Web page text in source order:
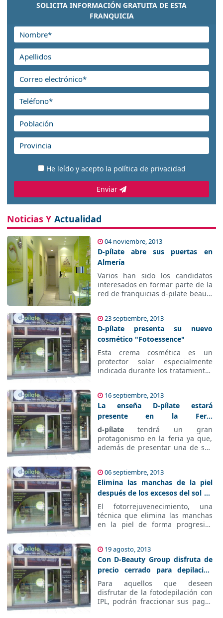
SOLICITA INFORMACIÓN GRATUITA DE ESTA
FRANQUICIA
He leído y acepto la política de privacidad
Enviar
Noticias Y Actualidad
04 noviembre, 2013
D-pílate abre sus puertas en
Almería
Varios han sido los candidatos
interesados en formar parte de la
red de franquicias d-pilate
Almería.
23 septiembre, 2013
D-pílate presenta su nuevo
cosmético "Fotoessence"
Esta crema cosmética es un
protector solar especialmente
indicada durante los tratamientos
manchas causadas por la
exposición solar.
16 septiembre, 2013
La enseña D-pílate estará
presente en la Feria
Internacional de Perú
d-pílatetendrá un gran
protagonismo en la feria ya que,
además de presentar una de sus
estética en ser invitada como
caso de éxito.
06 septiembre, 2013
Elimina las manchas de la piel
después de los excesos del sol
en d-pílate
El fotorrejuvenecimiento, una
técnica que elimina las manchas
en la piel de forma progresiva
penetrándola y estimulando la
formación de nuevo colágeno.
19 agosto, 2013
Con D-Beauty Group disfruta de
precio cerrado para depilación
IPL
Para aquellos que deseen
disfrutar de la fotodepilación con
IPL, podrán fraccionar sus pagos